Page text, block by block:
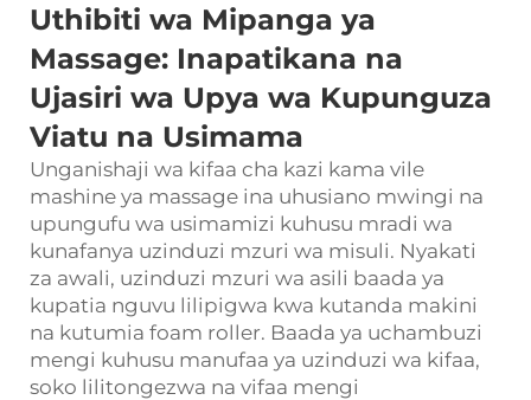
Uthibiti wa Mipanga ya
Massage: Inapatikana na
Ujasiri wa Upya wa Kupunguza
Viatu na Usimama
Unganishaji wa kifaa cha kazi kama vile
mashine ya massage ina uhusiano mwingi na
upungufu wa usimamizi kuhusu mradi wa
kunafanya uzinduzi mzuri wa misuli. Nyakati
za awali, uzinduzi mzuri wa asili baada ya
kupatia nguvu lilipigwa kwa kutanda makini
na kutumia foam roller. Baada ya uchambuzi
mengi kuhusu manufaa ya uzinduzi wa kifaa,
soko lilitongezwa na vifaa mengi